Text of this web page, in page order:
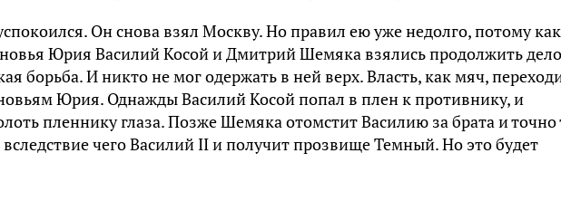
Он снова взял Москву. Но правил ею уже недолго, потому как
Юрия Василий Косой и Дмитрий Шемяка взялись продолжить дело
борьба. И никто не мог одержать в ней верх. Власть, как мяч,
Юрия. Однажды Василий Косой попал в плен к противнику, и
пленнику глаза. Позже Шемяка отомстит Василию за брата и точно
чего Василий II и получит прозвище Темный. Но это будет